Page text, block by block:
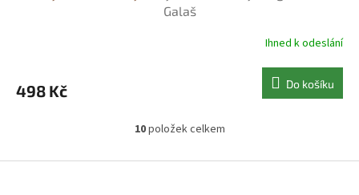
Galaš
Ihned k odeslání
498 Kč Do košíku
O
l
10položek celkem